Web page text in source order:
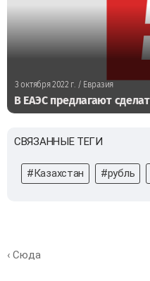
3 октября 2022 г./ Евразия
В ЕАЭС предлагают
СВЯЗАННЫЕ ТЕГИ
#Казахстан #рубль
‹ Сюда